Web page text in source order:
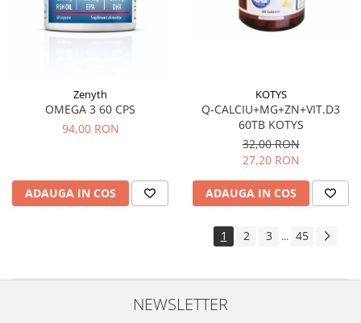
Zenyth
OMEGA 3 60 CPS
94,00 RON
ADAUGA IN COS
KOTYS
Q-CALCIU+MG+ZN+VIT.D3
60TB KOTYS
32,00 RON
27,20 RON
ADAUGA IN COS
1 2 3 ... 45
NEWSLETTER